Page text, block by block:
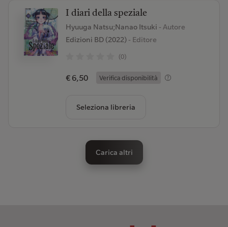
I diari della speziale
Hyuuga Natsu;Nanao Itsuki - Autore
Edizioni BD (2022)- Editore
(0)
€ 6,50 Verifica disponibilità
Seleziona libreria
Carica altri